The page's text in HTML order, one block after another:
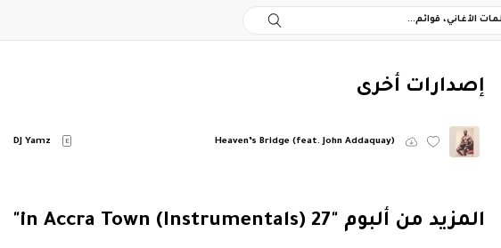
‏إصدارات أخرى
Heaven’s Bridge (feat. John Addaquay)
E
DJ Yamz
‏المزيد من ألبوم "27 in Accra Town (Instrumentals)"